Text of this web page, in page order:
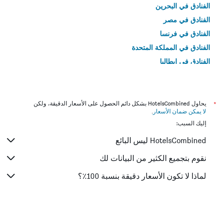
الفنادق في البحرين
الفنادق في مصر
الفنادق في فرنسا
الفنادق في المملكة المتحدة
الفنادق في إيطاليا
*
يحاول HotelsCombined بشكل دائم الحصول على الأسعار الدقيقة، ولكن
لا يمكن ضمان الأسعار .
إليك السبب:
HotelsCombined ليس البائع
نقوم بتجميع الكثير من البيانات لك
لماذا لا تكون الأسعار دقيقة بنسبة 100٪؟